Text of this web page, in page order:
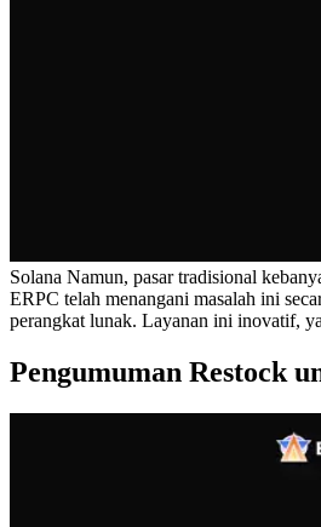
Solana Namun, pasar tradisional
ERPC telah menangani masalah ini
perangkat lunak. Layanan ini inovatif,
Pengumuman Restock